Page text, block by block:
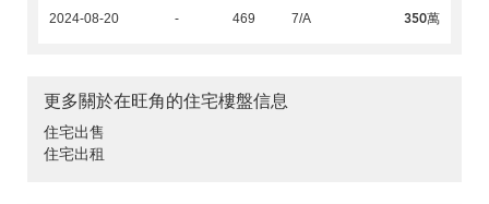
2024-08-20 - 469 7/A 350萬
更多關於在旺角的住宅樓盤信息
住宅出售
住宅出租